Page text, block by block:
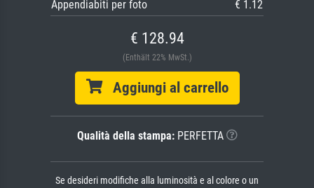
Appendiabiti per foto € 1.12
€ 128.94
(Enthält 22% MwSt.)
Aggiungi al carrello
Qualità della stampa:PERFETTA
Se desideri modifiche alla luminosità e al colore o un